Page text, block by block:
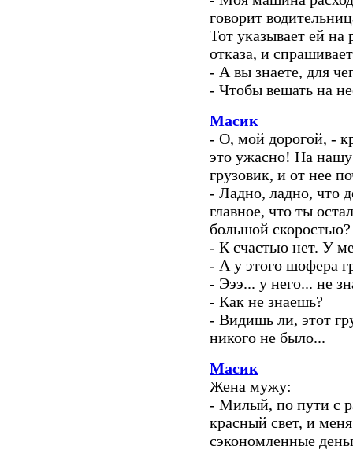
говорит
Тот указывает ей на
отказа, и
- А вы знаете, для
- Чтобы вешать на
Масик
- О, мой дорогой, -
это ужасно! На
грузовик, и от нее
- Ладно, ладно, что
главное, что ты
большой скоростью?
- К счастью нет. У
- А у этого шофера
- Эээ... у него... не
- Как не знаешь?
- Видишь ли, этот
никого не было...
Масик
Жена мужу:
- Милый, по пути с
красный свет, и
сэкономленные